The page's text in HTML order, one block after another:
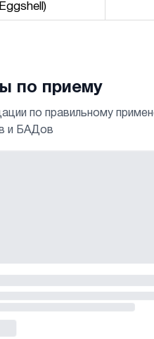
по приему
по правильному
и БАДов